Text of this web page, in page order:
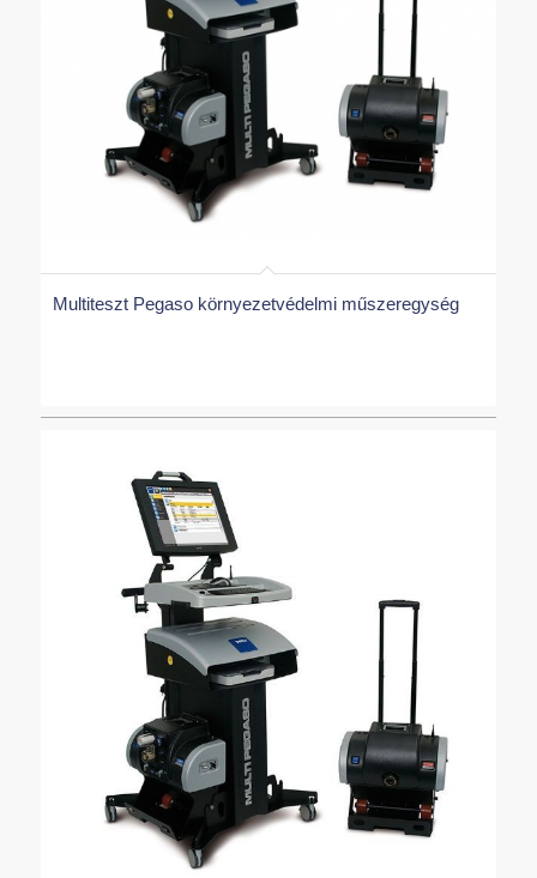
Multiteszt Pegaso környezetvédelmi műszeregység